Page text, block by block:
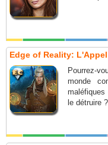
Edge of Reality:
Pourrez-
monde
le détruire ?